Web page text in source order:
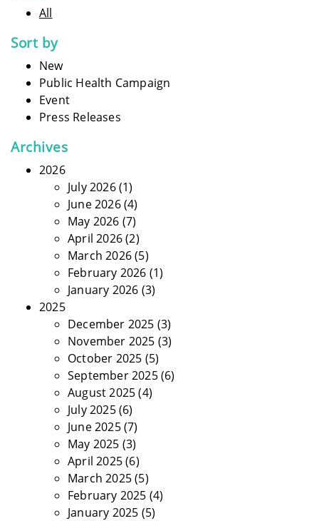
All
Sort by
New
Public Health Campaign
Event
Press Releases
Archives
2026
July 2026(1)
June 2026(4)
May 2026 (7)
April 2026(2)
March 2026(5)
February 2026 (1)
January 2026 (3)
2025
December 2025 (3)
November 2025 (3)
October 2025 (5)
September 2025(6)
August 2025(4)
July 2025(6)
June 2025(7)
May 2025 (3)
April 2025(6)
March 2025(5)
February 2025 (4)
January 2025 (5)